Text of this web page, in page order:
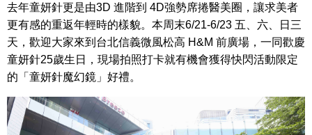
去年童妍針更是由3D 進階到 4D強勢席捲醫美圈，讓求美者
更有感的重返年輕時的樣貌。本周末6/21-6/23 五、六、日三
天，歡迎大家來到台北信義微風松高 H&M 前廣場，一同歡慶
童妍針25歲生日，現場拍照打卡就有機會獲得快閃活動限定
的「童妍針魔幻鏡」好禮。